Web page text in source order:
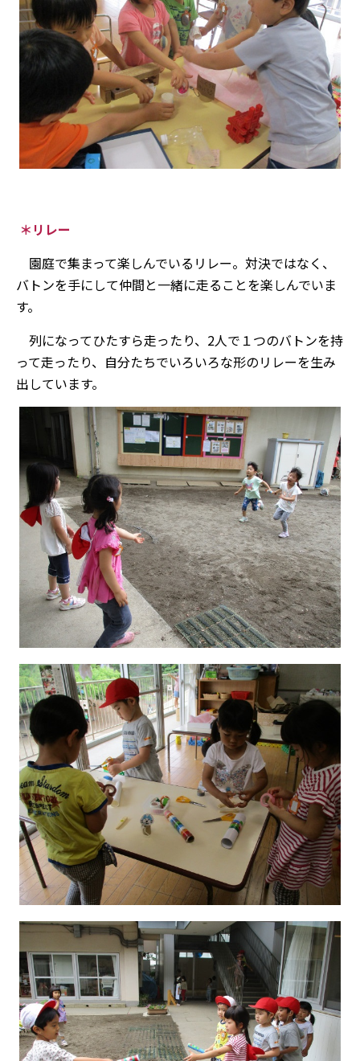
＊リレー
園庭で集まって楽しんでいるリレー。対決ではなく、
バトンを手にして仲間と一緒に走ることを楽しんでいま
す。
列になってひたすら走ったり、2人で１つのバトンを持
って走ったり、自分たちでいろいろな形のリレーを生み
出しています。